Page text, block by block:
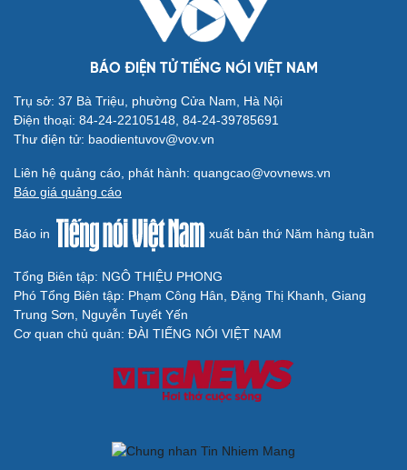
BÁO ĐIỆN TỬ TIẾNG NÓI VIỆT NAM
Trụ sở: 37 Bà Triệu, phường Cửa Nam, Hà Nội
Điện thoại: 84-24-22105148, 84-24-39785691
Thư điện tử: baodientuvov@vov.vn
Liên hệ quảng cáo, phát hành: quangcao@vovnews.vn
Báo giá quảng cáo
Báo in xuất bản thứ Năm hàng tuần
Tổng Biên tập: NGÔ THIỆU PHONG
Phó Tổng Biên tập: Phạm Công Hân, Đặng Thị Khanh, Giang
Trung Sơn, Nguyễn Tuyết Yến
Cơ quan chủ quản: ĐÀI TIẾNG NÓI VIỆT NAM